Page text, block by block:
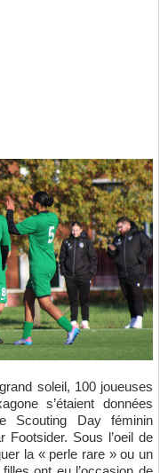
s’étaient données
Scouting Day féminin
Footsider. Sous l’oeil de
la « perle rare » ou un